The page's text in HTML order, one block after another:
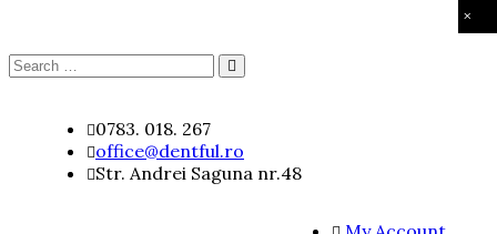
×
Search
content
0783. 018. 267
office@dentful.ro
Str. Andrei Saguna nr.48